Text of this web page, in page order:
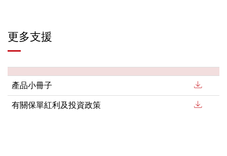
更多支援
產品小冊子
有關保單紅利及投資政策